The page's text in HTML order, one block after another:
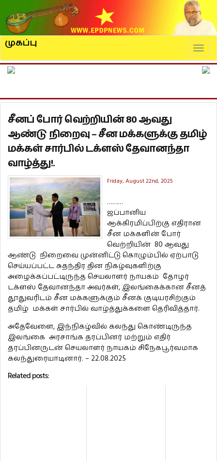
முகப்பு
சீனப் போர் வெற்றியின் 80 ஆவது
ஆண்டு நிறைவு – சீன மக்களுக்கு தமிழ்
மக்கள் சார்பில் டக்ளஸ் தேவானந்தா
வாழ்த்து!.
Friday, August 22nd, 2025
………
ஜப்பானிய
ஆக்கிரமிப்பிற்கு எதிரான
சீன மக்களின் போர்
வெற்றியின் 80 ஆவது
ஆண்டு நிறைவை முன்னிட்டு கொழும்பில் ஏற்பாடு
செய்யப்பட்ட சுதந்திர தின நிகழ்வுகளிற்கு
அழைக்கப்பட்டிருந்த செயலாளர் நாயகம் தோழர்
டக்ளஸ் தேவானந்தா அவர்கள், இலங்கைக்கான சீனத்
தூதுவரிடம் சீன மக்களுக்கும் சீனக் குடியரசிற்கும்
தமிழ் மக்கள் சார்பில் வாழ்த்துக்களை தெரிவித்தார்.
அதேவேளை, இந்நிகழ்வில் கலந்து கொண்டிருந்த
இலங்கை அரசாங்க தரப்பினர் மற்றும் எதிர்
தரப்பினருடன் செயலாளர் நாயகம் சிநேகபூர்வமாக
கலந்துரையாடினார். – 22.08.2025
Related posts: